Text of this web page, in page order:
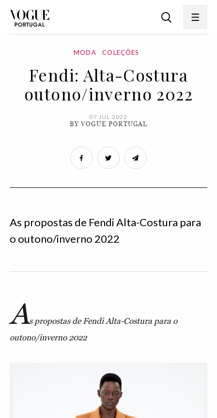
MODA COLEÇÕES
Fendi: Alta-Costura
outono/inverno 2022
07 JUL 2022
BY VOGUE PORTUGAL
As propostas de Fendi Alta-Costura para
o outono/inverno 2022
As propostas de Fendi Alta-Costura para o
outono/inverno 2022